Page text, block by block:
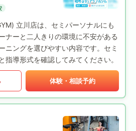
立川店は、セミパーソナルにも
ナーと二人きりの環境に不安がある
ニングを選びやすい内容です。セミ
指導形式を確認してみてください。
体験・相談予約